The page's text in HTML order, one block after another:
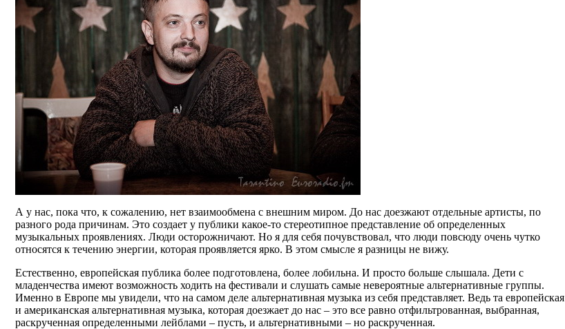
А у нас, пока что, к сожалению, нет взаимообмена с внешним миром. До нас доезжают отдельные артисты, по
разного рода причинам. Это создает у публики какое-то стереотипное представление об определенных
музыкальных проявлениях. Люди осторожничают. Но я для себя почувствовал, что люди повсюду очень чутко
относятся к течению энергии, которая проявляется ярко. В этом смысле я разницы не вижу.
Естественно, европейская публика более подготовлена, более лобильна. И просто больше слышала. Дети с
младенчества имеют возможность ходить на фестивали и слушать самые невероятные альтернативные группы.
Именно в Европе мы увидели, что на самом деле альтернативная музыка из себя представляет. Ведь та европейская
и американская альтернативная музыка, которая доезжает до нас – это все равно отфильтрованная, выбранная,
раскрученная определенными лейблами – пусть, и альтернативными – но раскрученная.